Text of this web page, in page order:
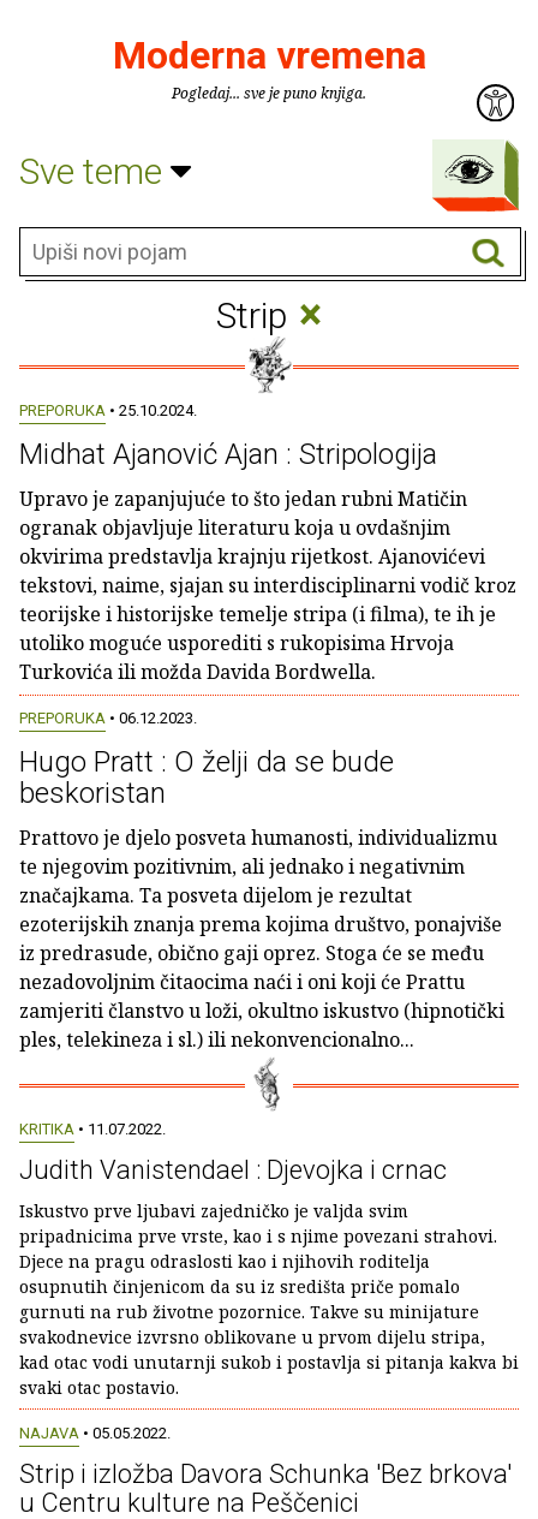
Moderna vremena
Pogledaj... sve je puno knjiga.
Sve teme
Strip ×
PREPORUKA • 25.10.2024.
Midhat Ajanović Ajan : Stripologija
Upravo je zapanjujuće to što jedan rubni Matičin
ogranak objavljuje literaturu koja u ovdašnjim
okvirima predstavlja krajnju rijetkost. Ajanovićevi
tekstovi, naime, sjajan su interdisciplinarni vodič kroz
teorijske i historijske temelje stripa (i filma), te ih je
utoliko moguće usporediti s rukopisima Hrvoja
Turkovića ili možda Davida Bordwella.
PREPORUKA • 06.12.2023.
Hugo Pratt : O želji da se bude
beskoristan
Prattovo je djelo posveta humanosti, individualizmu
te njegovim pozitivnim, ali jednako i negativnim
značajkama. Ta posveta dijelom je rezultat
ezoterijskih znanja prema kojima društvo, ponajviše
iz predrasude, obično gaji oprez. Stoga će se među
nezadovoljnim čitaocima naći i oni koji će Prattu
zamjeriti članstvo u loži, okultno iskustvo (hipnotički
ples, telekineza i sl.) ili nekonvencionalno...
KRITIKA • 11.07.2022.
Judith Vanistendael : Djevojka i crnac
Iskustvo prve ljubavi zajedničko je valjda svim
pripadnicima prve vrste, kao i s njime povezani strahovi.
Djece na pragu odraslosti kao i njihovih roditelja
osupnutih činjenicom da su iz središta priče pomalo
gurnuti na rub životne pozornice. Takve su minijature
svakodnevice izvrsno oblikovane u prvom dijelu stripa,
kad otac vodi unutarnji sukob i postavlja si pitanja kakva bi
svaki otac postavio.
NAJAVA • 05.05.2022.
Strip i izložba Davora Schunka 'Bez brkova'
u Centru kulture na Peščenici